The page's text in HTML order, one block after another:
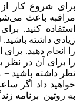
برای شروع کار از
مراقبه باعث
استفاده کنید.
زیادی داشته
را انجام دهید.
را برای آن در
نظر داشته باشید
خواهید داد اگر
به روتین برنامه